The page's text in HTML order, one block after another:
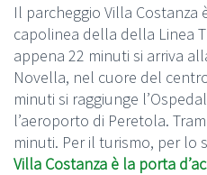
Il parcheggio Villa
capolinea della della Linea
appena 22 minuti si arriva
Novella, nel cuore del
minuti si raggiunge
l’aeroporto di Peretola.
minuti. Per il turismo, per lo
Villa Costanza è la porta